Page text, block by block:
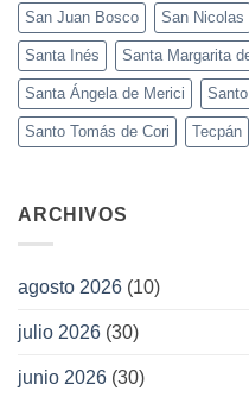
San Juan Bosco San Nicolas
Santa Inés Santa Margarita
Santa Ángela de Merici
Santo Tomás de Cori Tecpán
ARCHIVOS
agosto 2026 (10)
julio 2026 (30)
junio 2026 (30)